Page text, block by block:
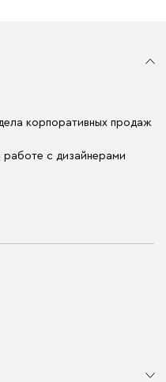
корпоративных продаж
работе с дизайнерами